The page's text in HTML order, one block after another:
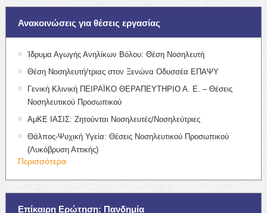
Ανακοινώσεις για θέσεις εργασίας
Ίδρυμα Αγωγής Ανηλίκων Βόλου: Θέση Νοσηλευτή
Θέση Νοσηλευτή/τριας στον Ξενώνα Οδυσσέα ΕΠΑΨΥ
Γενική Κλινική ΠΕΙΡΑΪΚΟ ΘΕΡΑΠΕΥΤΗΡΙΟ Α. Ε. – Θέσεις
Νοσηλευτικού Προσωπικού
ΑμΚΕ ΙΑΣΙΣ: Ζητούνται Νοσηλευτές/Νοσηλεύτριες
Θάλπος-Ψυχική Υγεία: Θέσεις Νοσηλευτικού Προσωπικού
(Λυκόβρυση Αττικής)
Περισσότερα
Επίκαιρη Ερώτηση: Πανδημία